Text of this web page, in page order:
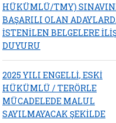
HÜKÜMLÜ/TMY)
BAŞARILI OLAN
İSTENİLEN BELGELERE
DUYURU
2025 YILI ENGELLİ, ESKİ
HÜKÜMLÜ / TERÖRLE
MÜCADELEDE MALUL
SAYILMAYACAK ŞEKİLDE